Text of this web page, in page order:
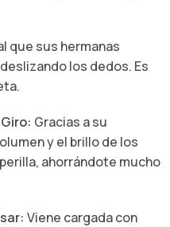
que sus hermanas
los dedos. Es
Gracias a su
y el brillo de los
ahorrándote mucho
Viene cargada con